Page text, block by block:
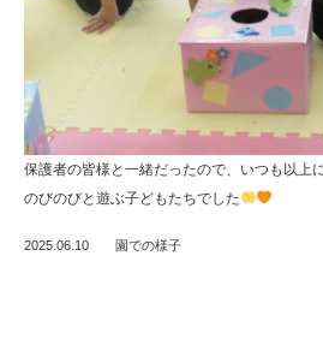
保護者の皆様と一緒だったので、いつも以上
のびのびと遊ぶ子どもたちでした
2025.06.10 園での様子